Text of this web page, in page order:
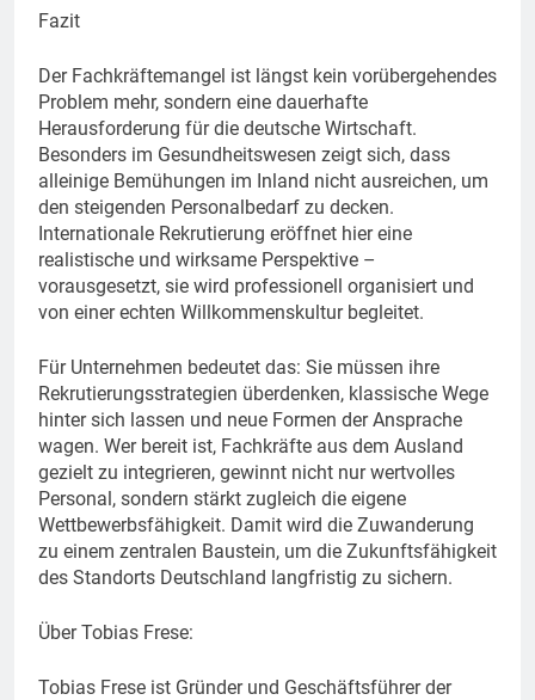
Fazit
Der Fachkräftemangel ist längst kein vorübergehendes
Problem mehr, sondern eine dauerhafte
Herausforderung für die deutsche Wirtschaft.
Besonders im Gesundheitswesen zeigt sich, dass
alleinige Bemühungen im Inland nicht ausreichen, um
den steigenden Personalbedarf zu decken.
Internationale Rekrutierung eröffnet hier eine
realistische und wirksame Perspektive –
vorausgesetzt, sie wird professionell organisiert und
von einer echten Willkommenskultur begleitet.
Für Unternehmen bedeutet das: Sie müssen ihre
Rekrutierungsstrategien überdenken, klassische Wege
hinter sich lassen und neue Formen der Ansprache
wagen. Wer bereit ist, Fachkräfte aus dem Ausland
gezielt zu integrieren, gewinnt nicht nur wertvolles
Personal, sondern stärkt zugleich die eigene
Wettbewerbsfähigkeit. Damit wird die Zuwanderung
zu einem zentralen Baustein, um die Zukunftsfähigkeit
des Standorts Deutschland langfristig zu sichern.
Über Tobias Frese:
Tobias Frese ist Gründer und Geschäftsführer der